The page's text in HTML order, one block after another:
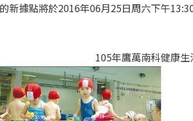
新據點將於2016年06月25日周六下午
105年鷹萬南科健康